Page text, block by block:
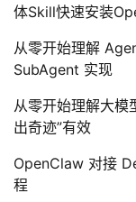
体Skill快速安装
从零开始理解
SubAgent 实现
从零开始理解大
出奇迹”有效
OpenClaw 对接
程